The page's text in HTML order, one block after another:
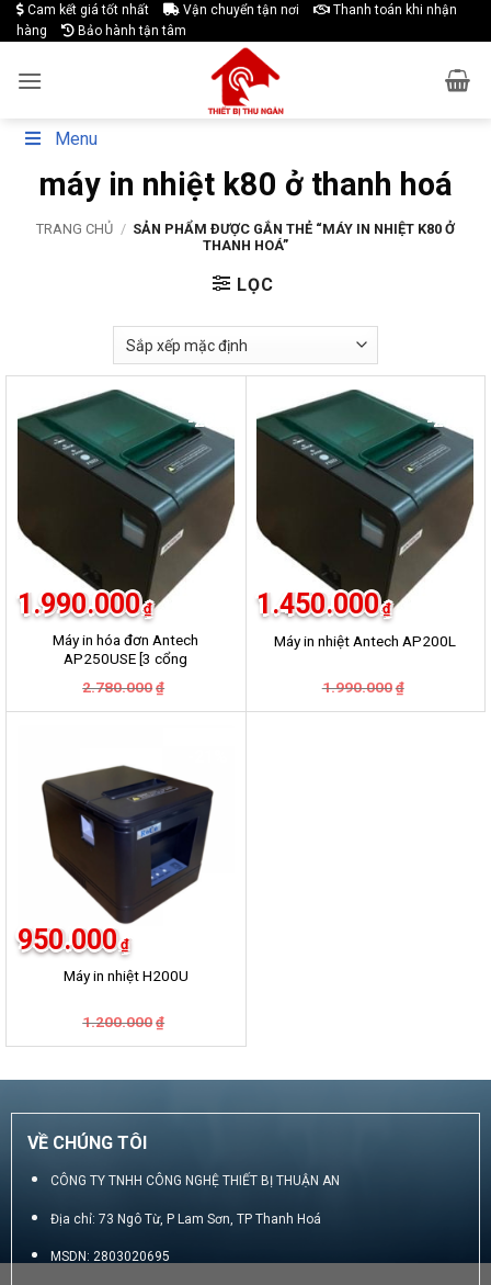
Skip
to
Cam kết giá tốt nhất Vận chuyển tận nơi
Thanh toán khi nhận
hàng
Bảo hành tận tâm
Menu
máy in nhiệt k80 ở thanh hoá
TRANG CHỦ / SẢN PHẨM ĐƯỢC GẮN THẺ “MÁY IN NHIỆT K80 Ở
THANH HOÁ”
LỌC
-28%
Máy in hóa đơn Antech
AP250USE [3 cổng
2.780.000 ₫
là:
1.990.000 ₫
tại
-27%
Máy in nhiệt Antech AP200L
1.990.000 ₫
là:
1.450.000 ₫
tại
Máy in nhiệt H200U
1.200.000 ₫
là:
950.000 ₫
tại
950.000₫.
VỀ CHÚNG TÔI
CÔNG TY TNHH CÔNG NGHỆ THIẾT BỊ THUẬN AN
Địa chỉ: 73 Ngô Từ, P Lam Sơn, TP Thanh Hoá
MSDN: 2803020695